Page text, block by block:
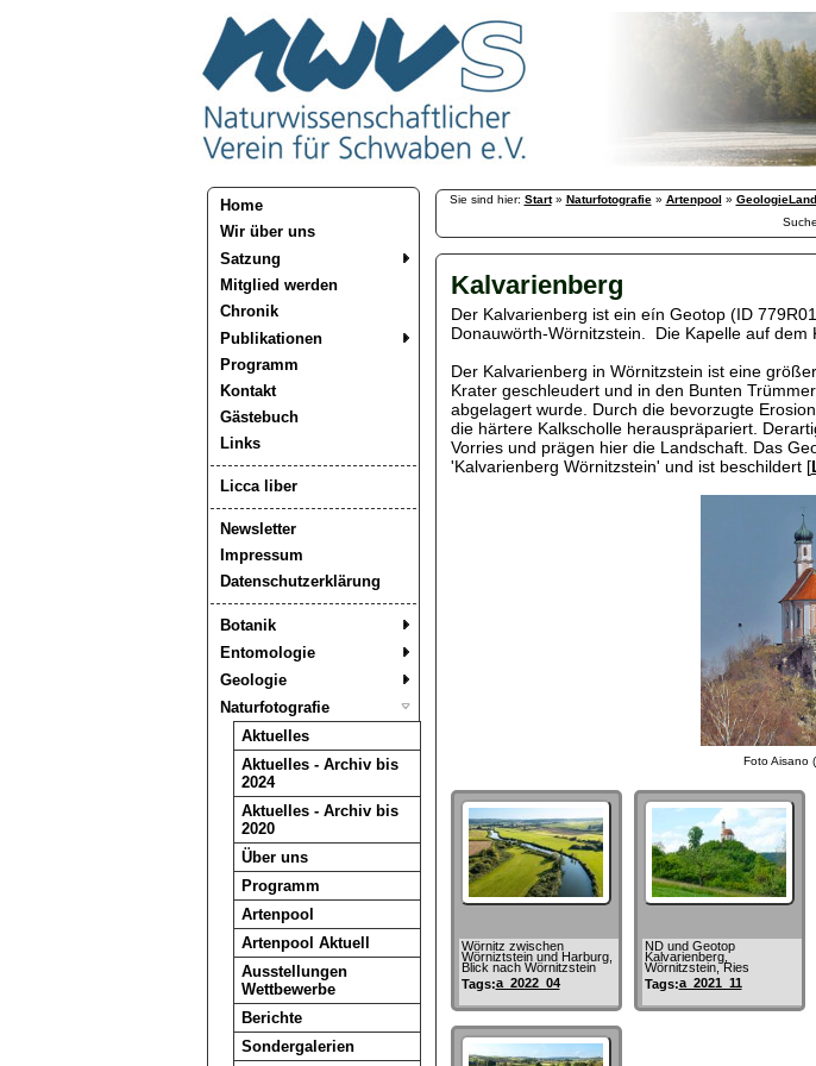
Home
Wir über uns
Satzung
Mitglied werden
Chronik
Publikationen
Programm
Kontakt
Gästebuch
Links
Licca liber
Newsletter
Impressum
Datenschutzerklärung
Botanik
Entomologie
Geologie
Naturfotografie
Aktuelles
Aktuelles - Archiv bis
2024
Aktuelles - Archiv bis
2020
Über uns
Programm
Artenpool
Artenpool Aktuell
Ausstellungen
Wettbewerbe
Berichte
Sondergalerien
Sie sind hier: Start» Naturfotografie» Artenpool »
Suche
Kalvarienberg
Der Kalvarienberg ist ein eín Geotop (ID
Donauwörth-Wörnitzstein. Die Kapelle auf dem
Der Kalvarienberg in Wörnitzstein ist eine
Krater geschleudert und in den Bunten
abgelagert wurde. Durch die bevorzugte
die härtere Kalkscholle herauspräpariert.
Vorries und prägen hier die Landschaft. Das
'Kalvarienberg Wörnitzstein' und ist beschildert [
Foto Aisano (
Wörnitz zwischen
Wörniztstein und Harburg,
Blick nach Wörnitzstein
Tags:a_2022_04
ND und Geotop
Kalvarienberg,
Wörnitzstein, Ries
Tags:a_2021_11